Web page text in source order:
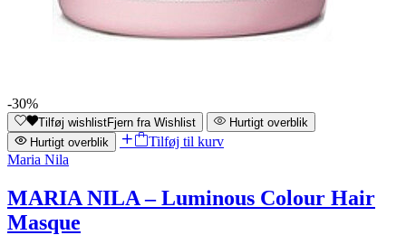
-30%
Tilføj wishlistFjern fra Wishlist
Hurtigt overblik
Hurtigt overblik
Tilføj til kurv
Maria Nila
MARIA NILA – Luminous Colour Hair
Masque